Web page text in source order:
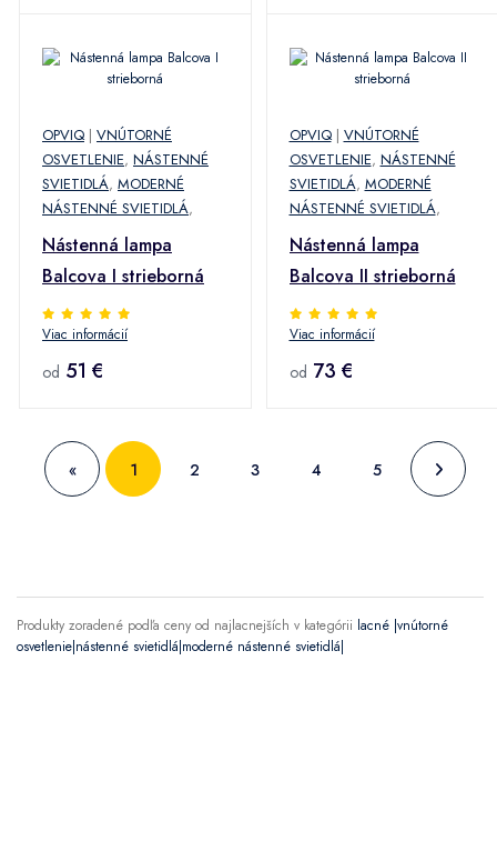
OPVIQ | VNÚTORNÉ
OSVETLENIE, NÁSTENNÉ
SVIETIDLÁ, MODERNÉ
NÁSTENNÉ SVIETIDLÁ,
Nástenná lampa
Balcova I strieborná
Viac informácií
od 51 €
OPVIQ| VNÚTORNÉ
OSVETLENIE, NÁSTENNÉ
SVIETIDLÁ, MODERNÉ
NÁSTENNÉ SVIETIDLÁ,
Nástenná lampa
Balcova II strieborná
Viac informácií
od 73 €
« 1 2 3 4 5
Produkty zoradené podľa ceny od najlacnejších v kategórii lacné |vnútorné
osvetlenie|nástenné svietidlá|moderné nástenné svietidlá|